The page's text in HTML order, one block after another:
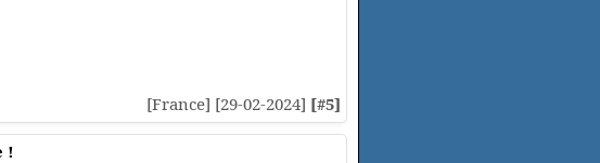
[France] [29-02-2024] [#5]
!